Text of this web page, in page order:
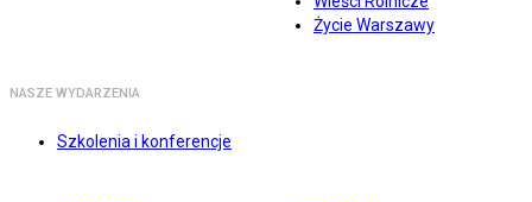
Życie Warszawy
NASZE WYDARZENIA
Szkolenia i konferencje